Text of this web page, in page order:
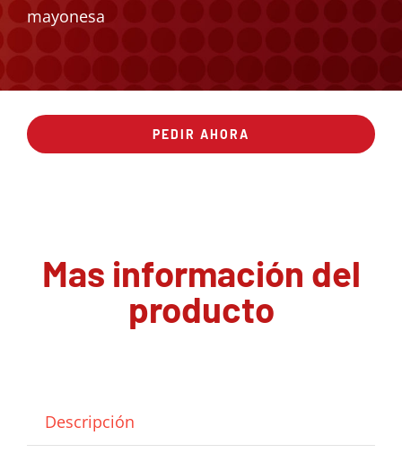
mayonesa
PEDIR AHORA
Mas información del
producto
Descripción